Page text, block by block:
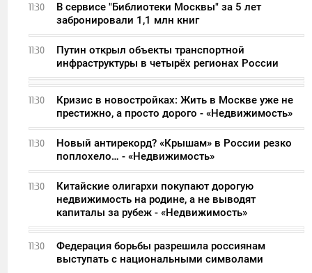
11:30
В сервисе "Библиотеки Москвы" за 5 лет
забронировали 1,1 млн книг
11:30
Путин открыл объекты транспортной
инфраструктуры в четырёх регионах России
11:30
Кризис в новостройках: Жить в Москве уже не
престижно, а просто дорого - «Недвижимость»
11:30
Новый антирекорд? «Крышам» в России резко
поплохело… - «Недвижимость»
11:30
Китайские олигархи покупают дорогую
недвижимость на родине, а не выводят
капиталы за рубеж - «Недвижимость»
11:30
Федерация борьбы разрешила россиянам
выступать с национальными символами